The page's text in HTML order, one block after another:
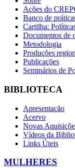
Ações do
Banco de
Cartilha:
Documentos de
Metodologia
Produções
Publicações
Seminários de
BIBLIOTECA
Apresentação
Acervo
Novas
Vídeos da
Links Úteis
MULHERES